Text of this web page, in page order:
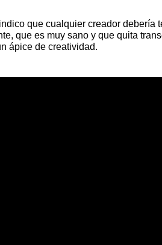
que cualquier creador debería
que es muy sano y que quita
ápice de creatividad.